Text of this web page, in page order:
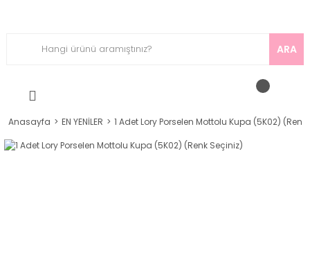
ARA
Anasayfa EN YENİLER 1 Adet Lory Porselen Mottolu Kupa (5K02)